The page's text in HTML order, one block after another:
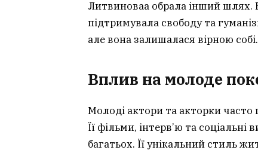
Литвиноваа обрала інший шлях.
підтримувала свободу та
але вона залишалася вірною собі.
Вплив на молоде
Молоді актори та акторки
Її фільми, інтерв’ю та
багатьох. Її унікальний стиль